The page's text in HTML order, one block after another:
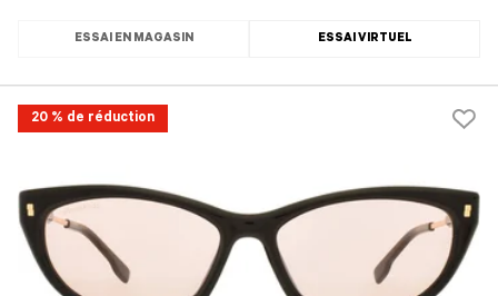
ESSAI EN MAGASIN ESSAI VIRTUEL
20 % de réduction